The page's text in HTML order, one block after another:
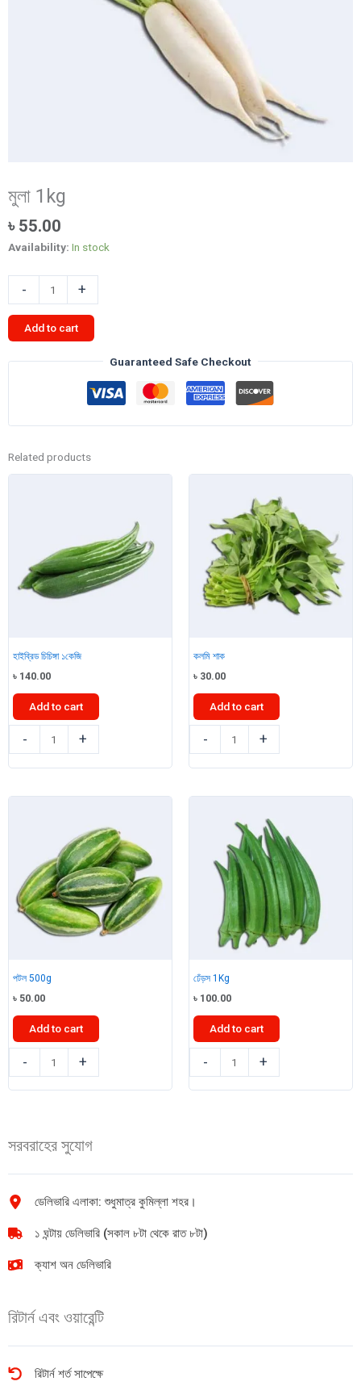
মুলা 1kg
৳ 55.00
Availability: In stock
-
1kg
quantity
+
Add to cart
Guaranteed Safe Checkout
Related products
হাইব্রিড চিচিঙ্গা ১কেজি
৳ 140.00
Add to cart
-
চিচিঙ্গা
১কেজি
+
কলমি শাক
৳ 30.00
Add to cart
-
শাক
quantity
+
পটল 500g
৳ 50.00
Add to cart
-
500g
quantity
+
ঢেঁড়স 1Kg
৳ 100.00
Add to cart
-
1Kg
quantity
+
সরবরাহের সুযোগ
ডেলিভারি এলাকা: শুধুমাত্র কুমিল্লা শহর।
১ ঘন্টায় ডেলিভারি (সকাল ৮টা থেকে রাত ৮টা)
ক্যাশ অন ডেলিভারি
রিটার্ন এবং ওয়ারেন্টি
রিটার্ন শর্ত সাপেক্ষে